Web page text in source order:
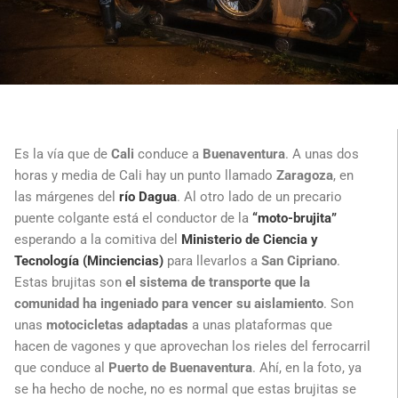
Es la vía que de Cali conduce a Buenaventura. A unas dos
horas y media de Cali hay un punto llamado Zaragoza, en
las márgenes del río Dagua. Al otro lado de un precario
puente colgante está el conductor de la “moto-brujita”
esperando a la comitiva del Ministerio de Ciencia y
Tecnología (Minciencias) para llevarlos a San Cipriano.
Estas brujitas son el sistema de transporte que la
comunidad ha ingeniado para vencer su aislamiento. Son
unas motocicletas adaptadas a unas plataformas que
hacen de vagones y que aprovechan los rieles del ferrocarril
que conduce al Puerto de Buenaventura. Ahí, en la foto, ya
se ha hecho de noche, no es normal que estas brujitas se